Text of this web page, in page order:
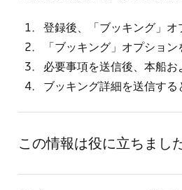
登録後、「ブッキング」
「ブッキング」オプショ
必要事項を送信後、本船
ブッキング詳細を送信す
この情報は役に立ちまし